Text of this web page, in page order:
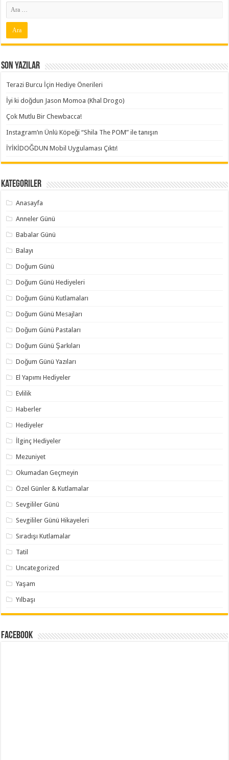
Son Yazılar
Terazi Burcu İçin Hediye Önerileri
İyi ki doğdun Jason Momoa (Khal Drogo)
Çok Mutlu Bir Chewbacca!
Instagram’ın Ünlü Köpeği “Shila The POM” ile tanışın
İYİKİDOĞDUN Mobil Uygulaması Çıktı!
Kategoriler
Anasayfa
Anneler Günü
Babalar Günü
Balayı
Doğum Günü
Doğum Günü Hediyeleri
Doğum Günü Kutlamaları
Doğum Günü Mesajları
Doğum Günü Pastaları
Doğum Günü Şarkıları
Doğum Günü Yazıları
El Yapımı Hediyeler
Evlilik
Haberler
Hediyeler
İlginç Hediyeler
Mezuniyet
Okumadan Geçmeyin
Özel Günler & Kutlamalar
Sevgililer Günü
Sevgililer Günü Hikayeleri
Sıradışı Kutlamalar
Tatil
Uncategorized
Yaşam
Yılbaşı
Facebook